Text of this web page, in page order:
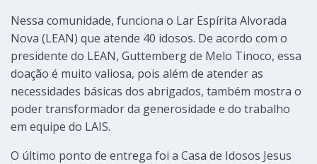
Nessa comunidade, funciona o Lar Espírita Alvorada
Nova (LEAN) que atende 40 idosos. De acordo com o
presidente do LEAN, Guttemberg de Melo Tinoco, essa
doação é muito valiosa, pois além de atender as
necessidades básicas dos abrigados, também mostra o
poder transformador da generosidade e do trabalho
em equipe do LAIS.
O último ponto de entrega foi a Casa de Idosos Jesus